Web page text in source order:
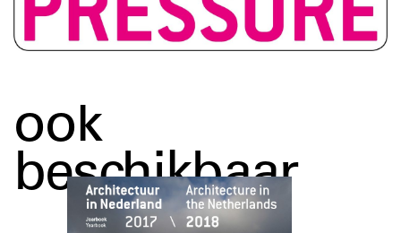
ook
beschikbaar